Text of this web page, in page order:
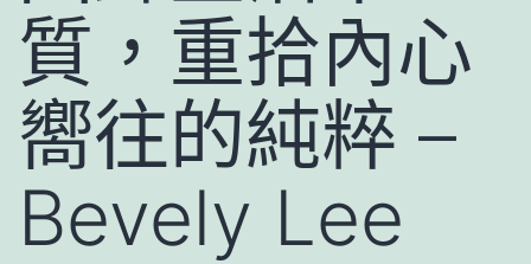
質，重拾內心
嚮往的純粹 –
Bevely Lee